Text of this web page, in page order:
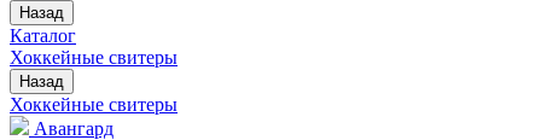
Назад
Каталог
Хоккейные свитеры
Назад
Хоккейные свитеры
Авангард